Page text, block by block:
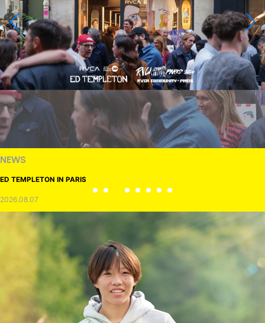
NEWS
ED TEMPLETON IN PARIS
2026.08.07